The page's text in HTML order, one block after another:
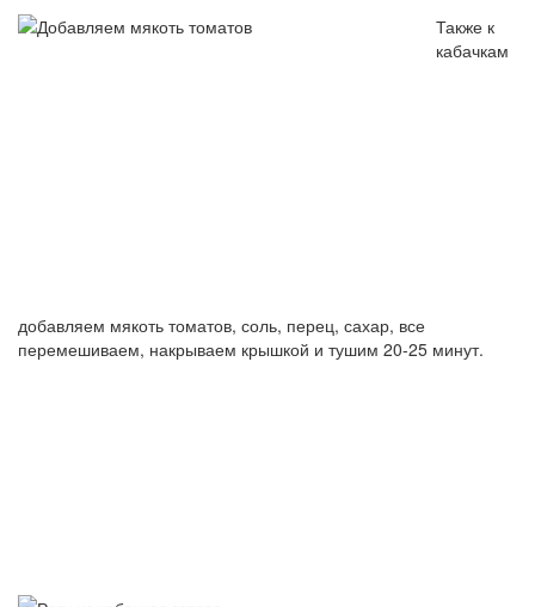
Также к
кабачкам
добавляем мякоть томатов, соль, перец, сахар, все
перемешиваем, накрываем крышкой и тушим 20-25 минут.